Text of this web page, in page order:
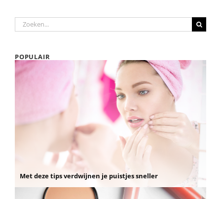
Zoeken
naar:
POPULAIR
Met deze tips verdwijnen je puistjes sneller